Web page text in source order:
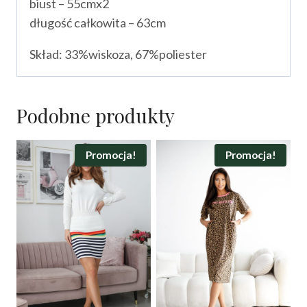
biust – 55cmx2
długość całkowita – 63cm
Skład: 33%wiskoza, 67%poliester
Podobne produkty
Promocja! Promocja!